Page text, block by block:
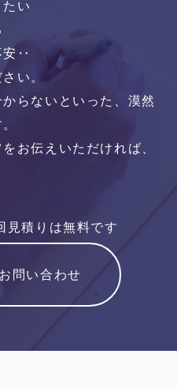
い
安‥
い。
らないといった、漠然
お伝えいただければ、
見積りは無料です
問い合わせ